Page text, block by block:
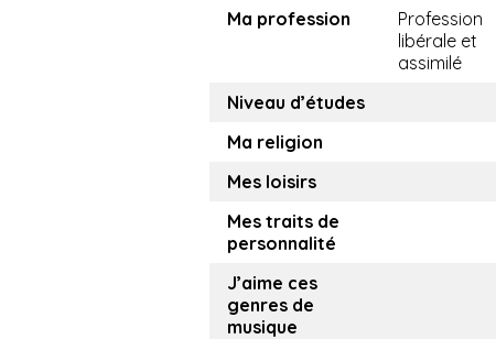
Ma profession
Profession
libérale et
assimilé
Niveau d’études
Ma religion
Mes loisirs
Mes traits de
personnalité
J’aime ces
genres de
musique